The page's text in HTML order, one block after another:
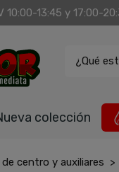
10:00-13:45 y 17:00-
¿Qué
colección
de centro y auxiliares